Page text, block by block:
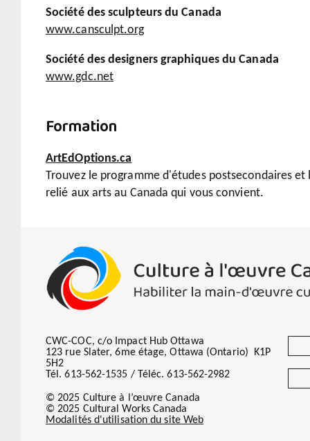
Société des sculpteurs du Canada
www.cansculpt.org
Société des designers graphiques du Canada
www.gdc.net
Formation
ArtEdOptions.ca
Trouvez le programme d'études postsecondaires et
relié aux arts au Canada qui vous convient.
CWC-COC, c/o Impact Hub Ottawa
123 rue Slater, 6me étage, Ottawa (Ontario) K1P
5H2
Tél. 613-562-1535 / Téléc. 613-562-2982
© 2025 Culture à l’œuvre Canada
© 2025 Cultural Works Canada
Modalités d'utilisation du site Web